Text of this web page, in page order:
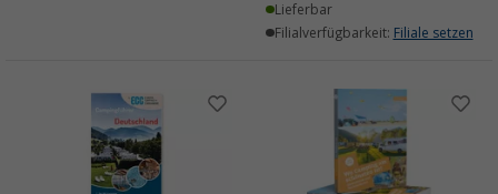
Lieferbar
Filialverfügbarkeit: Filiale setzen